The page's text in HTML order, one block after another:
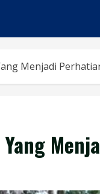
Menjadi